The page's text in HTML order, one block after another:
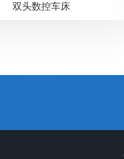
双头数控车床